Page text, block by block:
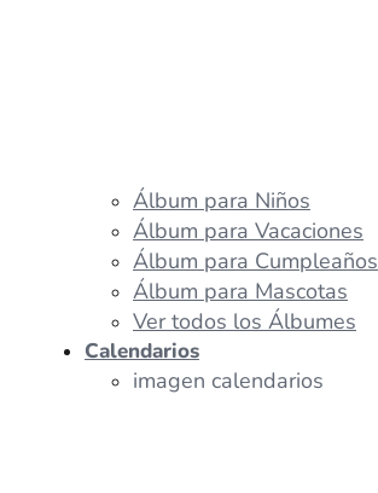
Álbum para Niños
Álbum para Vacaciones
Álbum para Cumpleaños
Álbum para Mascotas
Ver todos los Álbumes
Calendarios
imagen calendarios